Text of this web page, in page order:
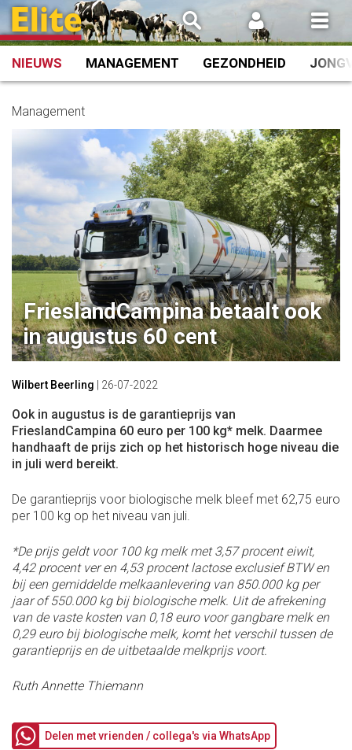
Spring
naar
inhoud
NIEUWS MANAGEMENT GEZONDHEID
Management
FrieslandCampina betaalt ook
in augustus 60 cent
Wilbert Beerling 26-07-2022
Ook in augustus is de garantieprijs van
FrieslandCampina 60 euro per 100 kg* melk. Daarmee
handhaaft de prijs zich op het historisch hoge niveau die
in juli werd bereikt.
De garantieprijs voor biologische melk bleef met 62,75 euro
per 100 kg op het niveau van juli.
*De prijs geldt voor 100 kg melk met 3,57 procent eiwit,
4,42 procent ver en 4,53 procent lactose exclusief BTW en
bij een gemiddelde melkaanlevering van 850.000 kg per
jaar of 550.000 kg bij biologische melk. Uit de afrekening
van de vaste kosten van 0,18 euro voor gangbare melk en
0,29 euro bij biologische melk, komt het verschil tussen de
garantieprijs en de uitbetaalde melkprijs voort.
Ruth Annette Thiemann
Delen met vrienden / collega's via WhatsApp